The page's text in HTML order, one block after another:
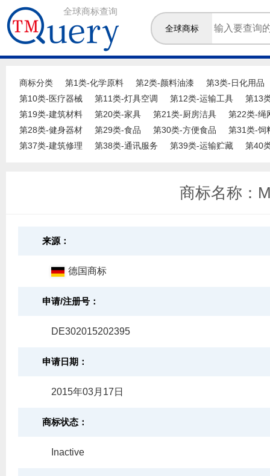
全球商标查询
全球商标
商标分类 第1类-化学原料 第2类-颜料油漆
第3类-日化用品
第10类-医疗器械
第11类-灯具空调 第12类-运输工具
第13
第19类-建筑材料
第20类-家具 第21类-厨房洁具
第22类-绳
第28类-健身器材
第29类-食品 第30类-方便食品
第31类-饲
第37类-建筑修理
第38类-通讯服务 第39类-运输贮藏 第40
商标名称：
来源：
德国商标
申请/注册号：
DE302015202395
申请日期：
2015年03月17日
商标状态：
Inactive